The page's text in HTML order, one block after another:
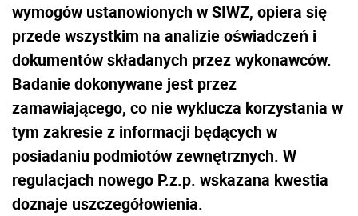
wymogów ustanowionych w SIWZ, opiera się
przede wszystkim na analizie oświadczeń i
dokumentów składanych przez wykonawców.
Badanie dokonywane jest przez
zamawiającego, co nie wyklucza korzystania w
tym zakresie z informacji będących w
posiadaniu podmiotów zewnętrznych. W
regulacjach nowego P.z.p. wskazana kwestia
doznaje uszczegółowienia.